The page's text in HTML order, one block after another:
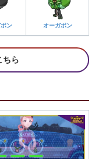
ン オーガポン
ちら